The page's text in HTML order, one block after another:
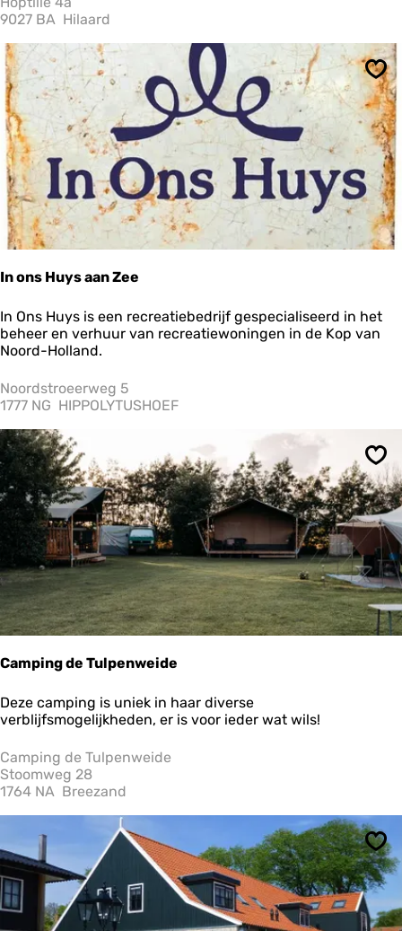
p
e
9027 BA Hilaard
In ons Huys aan Zee
I
n
o
s
H
y
s
a
a
n
Z
e
In Ons Huys is een recreatiebedrijf gespecialiseerd in het
beheer en verhuur van recreatiewoningen in de Kop van
Noord-Holland.
Noordstroeerweg 5
1777 NG HIPPOLYTUSHOEF
Camping de Tulpenweide
C
a
p
i
n
d
T
u
l
p
Deze camping is uniek in haar diverse
verblijfsmogelijkheden, er is voor ieder wat wils!
Camping de Tulpenweide
Stoomweg 28
1764 NA Breezand